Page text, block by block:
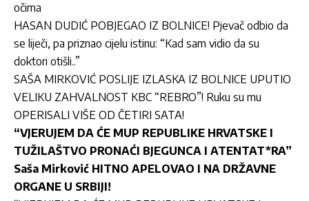
očima
HASAN DUDIĆ POBJEGAO IZ BOLNICE! Pjevač odbio da
se liječi, pa priznao cijelu istinu: “Kad sam vidio da su
doktori otišli..”
SAŠA MIRKOVIĆ POSLIJE IZLASKA IZ BOLNICE UPUTIO
VELIKU ZAHVALNOST KBC “REBRO”! Ruku su mu
OPERISALI VIŠE OD ČETIRI SATA!
“VJERUJEM DA ĆE MUP REPUBLIKE HRVATSKE I
TUŽILAŠTVO PRONAĆI BJEGUNCA I ATENTAT*RA”
Saša Mirković HITNO APELOVAO I NA DRŽAVNE
ORGANE U SRBIJI!